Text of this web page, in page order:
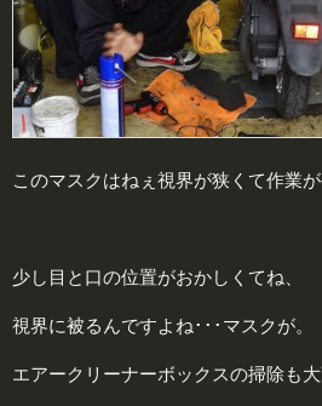
このマスクはねぇ視界が狭くて作業が
少し目と口の位置がおかしくてね、
視界に被るんですよね･･･マスクが。
エアークリーナーボックスの掃除も大